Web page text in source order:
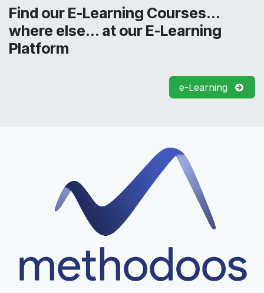
Find our E-Learning Courses...
where else... at our E-Learning
Platform
e-Learning